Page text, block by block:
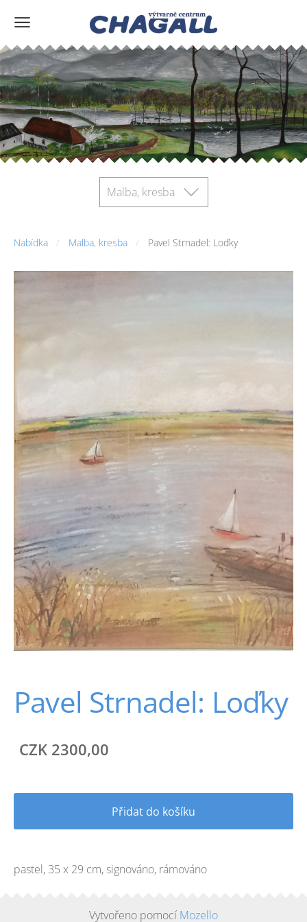
Malba, kresba
Nabídka Malba, kresba Pavel Strnadel: Loďky
Pavel Strnadel: Loďky
CZK 2300,00
Přidat do košíku
pastel, 35 x 29 cm, signováno, rámováno
Vytvořeno pomocí Mozello